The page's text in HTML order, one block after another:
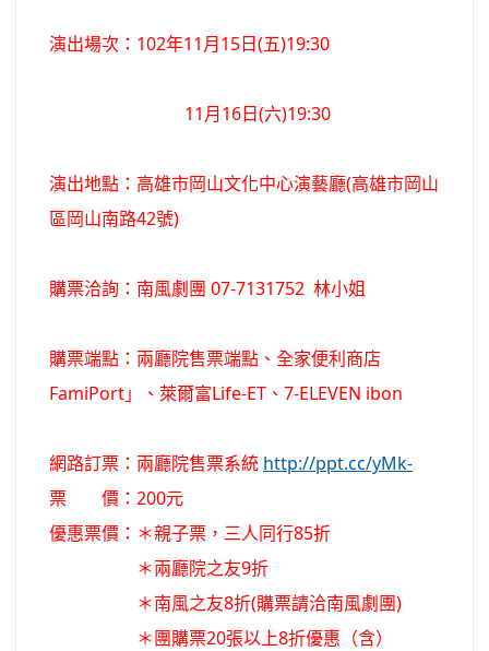
演出場次：102年11月15日(五)19:30
11月16日(六)19:30
演出地點：高雄市岡山文化中心演藝廳(高雄市岡山
區岡山南路42號)
購票洽詢：南風劇團 07-7131752 林小姐
購票端點：兩廳院售票端點、全家便利商店
FamiPort」、萊爾富Life-ET、7-ELEVEN ibon
網路訂票：兩廳院售票系統 http://ppt.cc/yMk-
票 價：200元
優惠票價：＊親子票，三人同行85折
＊兩廳院之友9折
＊南風之友8折(購票請洽南風劇團)
＊團購票20張以上8折優惠（含）